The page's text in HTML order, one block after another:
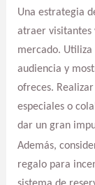
Una estrategia
atraer visitantes
mercado. Utiliza
audiencia y
ofreces.
especiales o
dar un gran
Además,
regalo para